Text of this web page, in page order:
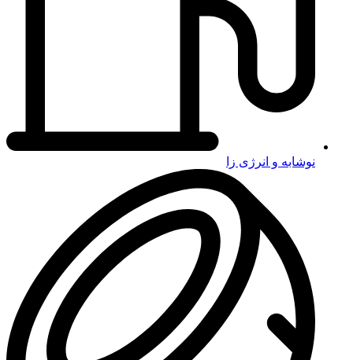
نوشابه و انرژی زا